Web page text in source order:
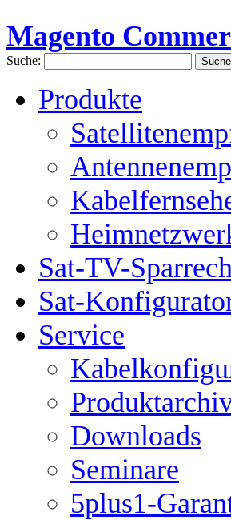
Magento
Suche: Suche
Produkte
Sat-TV-
Sat-
Service
Downloads
Seminare
5plus1-